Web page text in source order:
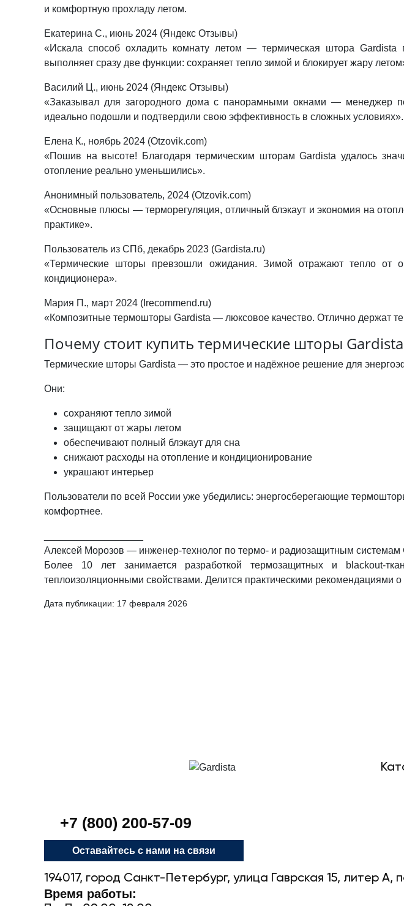
и комфортную прохладу летом.
Екатерина С., июнь 2024 (Яндекс Отзывы)
«Искала способ охладить комнату летом — термическая штора
выполняет сразу две функции: сохраняет тепло зимой и блокирует жару
Василий Ц., июнь 2024 (Яндекс Отзывы)
«Заказывал для загородного дома с панорамными окнами — менеджер
идеально подошли и подтвердили свою эффективность в сложных условиях».
Елена К., ноябрь 2024 (Otzovik.com)
«Пошив на высоте! Благодаря термическим шторам Gardista удалось
отопление реально уменьшились».
Анонимный пользователь, 2024 (Otzovik.com)
«Основные плюсы — терморегуляция, отличный блэкаут и экономия на
практике».
Пользователь из СПб, декабрь 2023 (Gardista.ru)
«Термические шторы превзошли ожидания. Зимой отражают тепло от
кондиционера».
Мария П., март 2024 (Irecommend.ru)
«Композитные термошторы Gardista — люксовое качество. Отлично держат
Почему стоит купить термические шторы Gardista
Термические шторы Gardista — это простое и надёжное решение для
Они:
сохраняют тепло зимой
защищают от жары летом
обеспечивают полный блэкаут для сна
снижают расходы на отопление и кондиционирование
украшают интерьер
Пользователи по всей России уже убедились: энергосберегающие
комфортнее.
Алексей Морозов — инженер-технолог по термо- и радиозащитным системам
Более 10 лет занимается разработкой термозащитных и blackout-
теплоизоляционными свойствами. Делится практическими рекомендациями
Дата публикации: 17 февраля 2026
+7 (800) 200-57-09
Оставайтесь с нами на связи
194017, город Санкт-Петербург, улица Гаврская 15, литер А,
Время работы: